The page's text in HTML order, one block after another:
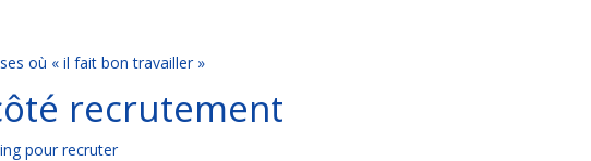
où « il fait bon travailler »
recrutement
pour recruter